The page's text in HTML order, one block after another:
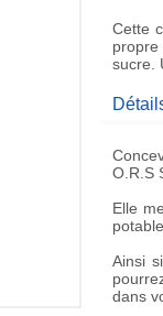
Cette
propre
sucre.
O.R.S
Elle
potable.
Ainsi
dans